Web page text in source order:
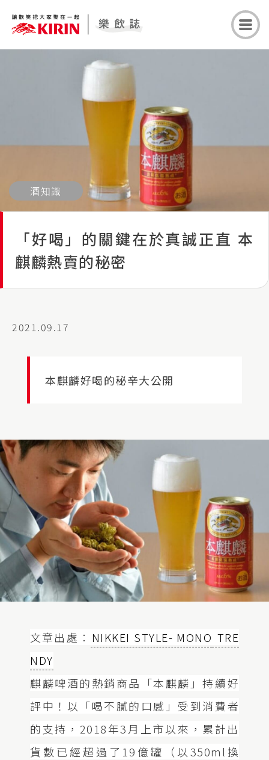
酒知識
「好喝」的關鍵在於真誠正直 本
麒麟熱賣的秘密
2021.09.17
本麒麟好喝的秘辛大公開
文章出處： NIKKEI STYLE- MONO TRE
NDY
麒麟啤酒的熱銷商品「本麒麟」持續好
評中！以「喝不膩的口感」受到消費者
的支持，2018年3月上市以來，累計出
貨數已經超過了19億罐（以350ml換